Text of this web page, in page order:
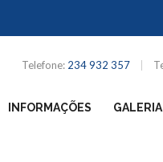
Telefone: 234 932 357
INFORMAÇÕES GALERIA